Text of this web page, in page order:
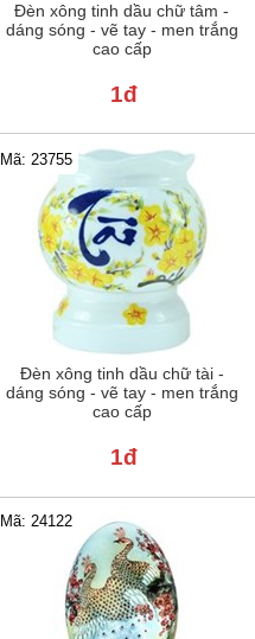
Đèn xông tinh dầu chữ tâm -
dáng sóng - vẽ tay - men trắng
cao cấp
1đ
Đèn xông tinh dầu chữ tài -
dáng sóng - vẽ tay - men trắng
cao cấp
Mã: 23755
1đ
Mã: 24122